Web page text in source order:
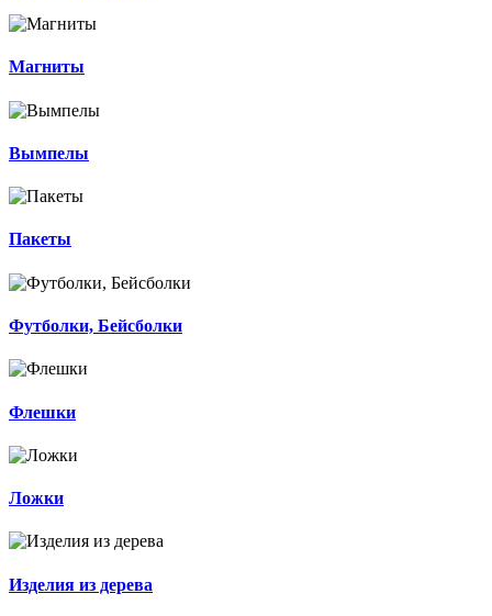
Магниты
Вымпелы
Пакеты
Футболки, Бейсболки
Флешки
Ложки
Изделия из дерева